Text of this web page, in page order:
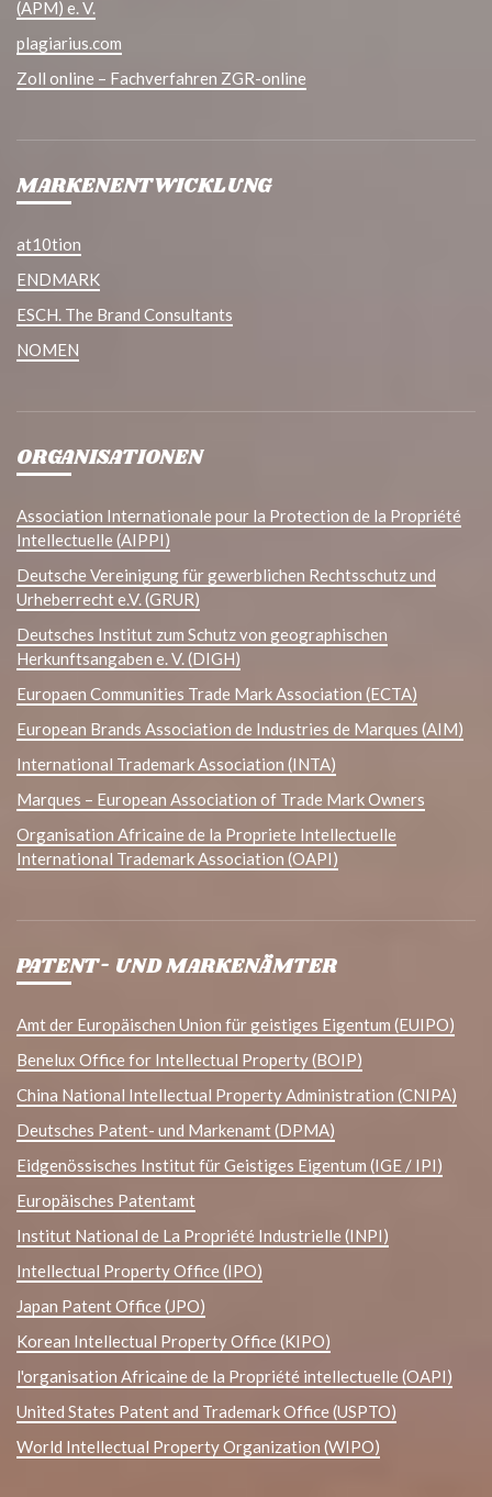
(APM) e. V.
plagiarius.com
Zoll online – Fachverfahren ZGR-online
MARKENENTWICKLUNG
at10tion
ENDMARK
ESCH. The Brand Consultants
NOMEN
ORGANISATIONEN
Association Internationale pour la Protection de la Propriété
Intellectuelle (AIPPI)
Deutsche Vereinigung für gewerblichen Rechtsschutz und
Urheberrecht e.V. (GRUR)
Deutsches Institut zum Schutz von geographischen
Herkunftsangaben e. V. (DIGH)
Europaen Communities Trade Mark Association (ECTA)
European Brands Association de Industries de Marques (AIM)
International Trademark Association (INTA)
Marques – European Association of Trade Mark Owners
Organisation Africaine de la Propriete Intellectuelle
International Trademark Association (OAPI)
PATENT- UND MARKENÄMTER
Amt der Europäischen Union für geistiges Eigentum (EUIPO)
Benelux Office for Intellectual Property (BOIP)
China National Intellectual Property Administration (CNIPA)
Deutsches Patent- und Markenamt (DPMA)
Eidgenössisches Institut für Geistiges Eigentum (IGE / IPI)
Europäisches Patentamt
Institut National de La Propriété Industrielle (INPI)
Intellectual Property Office (IPO)
Japan Patent Office (JPO)
Korean Intellectual Property Office (KIPO)
l'organisation Africaine de la Propriété intellectuelle (OAPI)
United States Patent and Trademark Office (USPTO)
World Intellectual Property Organization (WIPO)